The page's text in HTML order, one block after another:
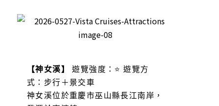
【神女溪】
遊覽強度：⭐ 遊覽方
式：步行＋景交車
神女溪位於重慶市巫山縣長江南岸，